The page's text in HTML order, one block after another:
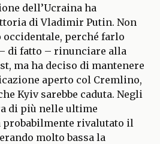
dell’Ucraina ha
di Vladimir Putin. Non
perché farlo
di fatto – rinunciare alla
ma ha deciso di mantenere
aperto col Cremlino,
Kyiv sarebbe caduta. Negli
di più nelle ultime
probabilmente rivalutato il
molto bassa la